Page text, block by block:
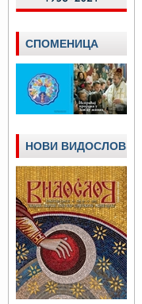
СПОМЕНИЦА
НОВИ ВИДОСЛОВ